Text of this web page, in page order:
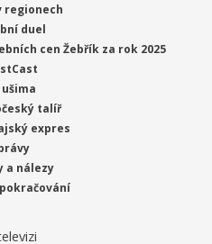
regionech
duel
cen Žebřík za rok 2025
ušima
talíř
expres
a nálezy